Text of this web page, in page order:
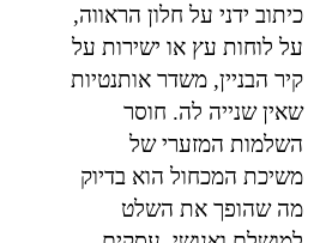
כיתוב ידני על חלון הראווה,
על לוחות עץ או ישירות על
קיר הבניין, משדר אותנטיות
שאין שנייה לה. חוסר
השלמות המזערי של
משיכת המכחול הוא בדיוק
מה שהופך את השלט